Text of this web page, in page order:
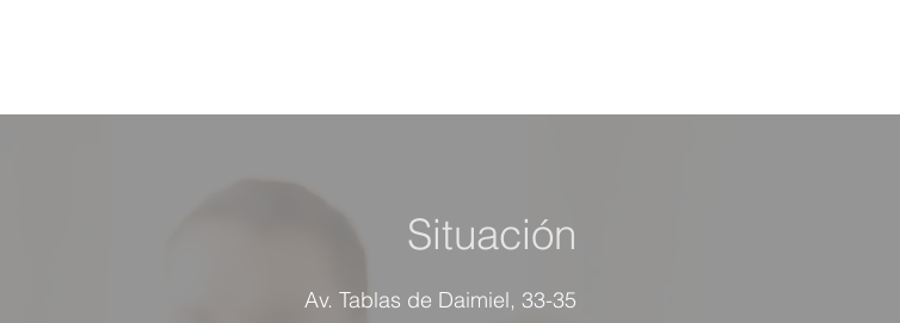
Situación
Av. Tablas de Daimiel, 33-35